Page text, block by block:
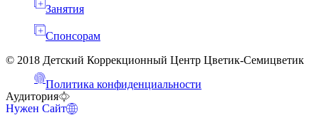
Занятия
Спонсорам
© 2018 Детский Коррекционный Центр Цветик-Семицветик
Политика конфиденциальности
Аудитория
Нужен Сайт